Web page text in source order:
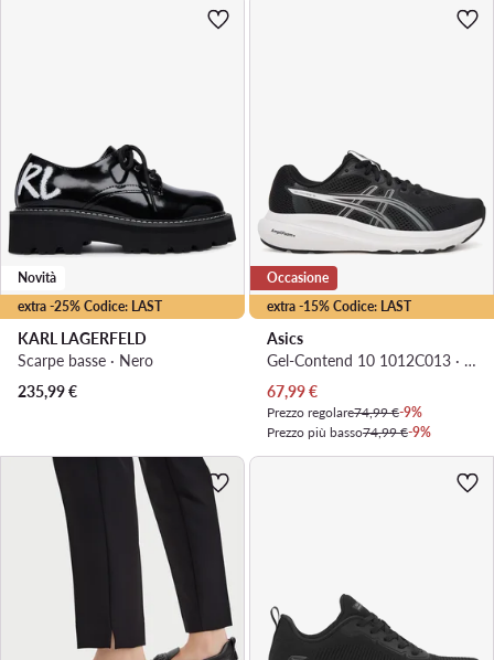
extra -25% Codice: LAST
Novità
KARL LAGERFELD
Scarpe basse · Nero
235,99€
extra -15% Codice: LAST
Occasione
Asics
Gel-Contend 10 1012C013 · Scarpe running
Prezzo attuale
67,99€
Prezzo regolare74,99 €-9%
Prezzo più basso74,99 €-9%